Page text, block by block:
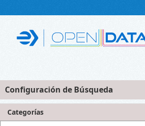
Configuración de Búsqueda
Categorías